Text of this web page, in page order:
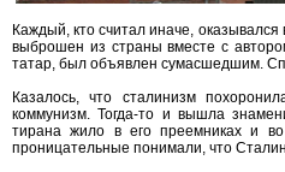
Каждый, кто считал иначе,
выброшен из страны вместе с
татар, был объявлен сумасшедшим.
Казалось, что сталинизм
коммунизм. Тогда-то и вышла
тирана жило в его преемниках и
проницательные понимали, что